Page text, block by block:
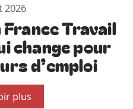
2026
Travail
change pour
d’emploi
plus